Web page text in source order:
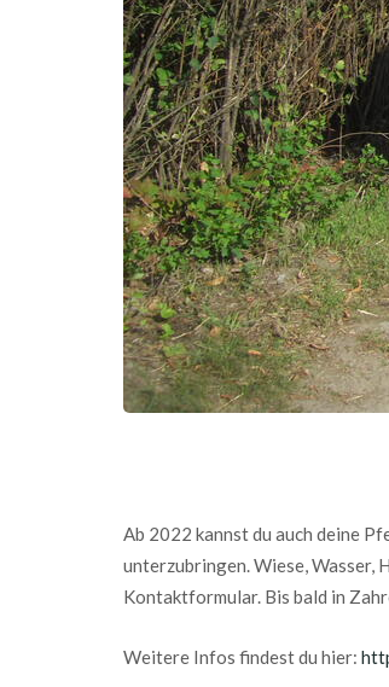
Ab 2022 kannst du auch deine
unterzubringen. Wiese, Wasser,
Kontaktformular. Bis bald in
Weitere Infos findest du hier: